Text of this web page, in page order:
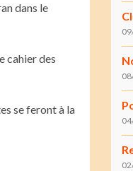
dans le
cahier des
se feront à la